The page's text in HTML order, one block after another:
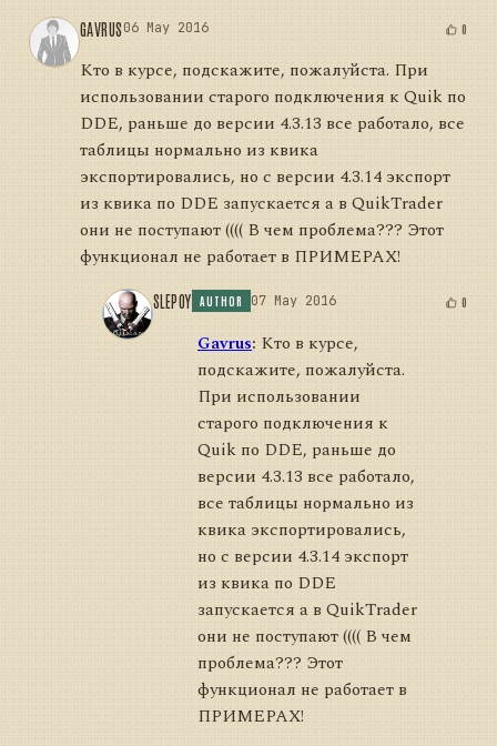
GAVRUS06 May 2016 0
Кто в курсе, подскажите, пожалуйста. При
использовании старого подключения к Quik по
DDE, раньше до версии 4.3.13 все работало, все
таблицы нормально из квика
экспортировались, но с версии 4.3.14 экспорт
из квика по DDE запускается а в QuikTrader
они не поступают (((( В чем проблема??? Этот
функционал не работает в ПРИМЕРАХ!
SLEPOY AUTHOR 07 May 2016 0
Gavrus: Кто в курсе,
подскажите, пожалуйста.
При использовании
старого подключения к
Quik по DDE, раньше до
версии 4.3.13 все работало,
все таблицы нормально из
квика экспортировались,
но с версии 4.3.14 экспорт
из квика по DDE
запускается а в QuikTrader
они не поступают (((( В чем
проблема??? Этот
функционал не работает в
ПРИМЕРАХ!